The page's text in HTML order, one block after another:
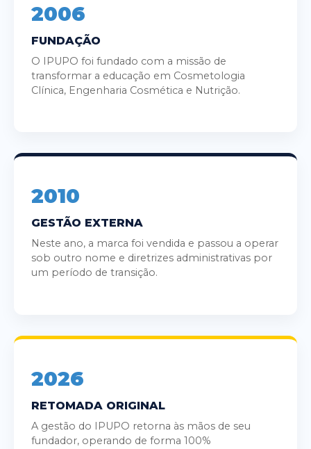
2006
FUNDAÇÃO
O IPUPO foi fundado com a missão de
transformar a educação em Cosmetologia
Clínica, Engenharia Cosmética e Nutrição.
2010
GESTÃO EXTERNA
Neste ano, a marca foi vendida e passou a operar
sob outro nome e diretrizes administrativas por
um período de transição.
2026
RETOMADA ORIGINAL
A gestão do IPUPO retorna às mãos de seu
fundador, operando de forma 100%